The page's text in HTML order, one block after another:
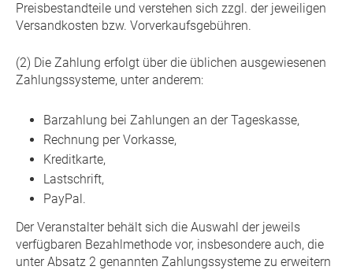
Preisbestandteile und verstehen sich zzgl. der jeweiligen
Versandkosten bzw. Vorverkaufsgebühren.
(2) Die Zahlung erfolgt über die üblichen ausgewiesenen
Zahlungssysteme, unter anderem:
Barzahlung bei Zahlungen an der Tageskasse,
Rechnung per Vorkasse,
Kreditkarte,
Lastschrift,
PayPal.
Der Veranstalter behält sich die Auswahl der jeweils
verfügbaren Bezahlmethode vor, insbesondere auch, die
unter Absatz 2 genannten Zahlungssysteme zu erweitern